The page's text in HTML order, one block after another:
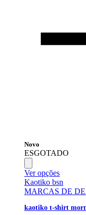
Novo
ESGOTADO
Ver opções
Kaotiko bsn
MARCAS DE
kaotiko t-shirt